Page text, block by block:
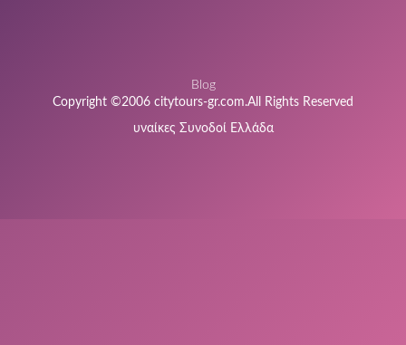
Blog
Copyright ©2006 citytours-gr.com.All Rights Reserved
υναίκες Συνοδοί Ελλάδα